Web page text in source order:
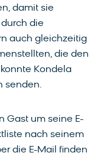
damit sie
die
auch gleichzeitig
die den
Kondela
senden.
Gast um seine E-
nach seinem
die E-Mail finden